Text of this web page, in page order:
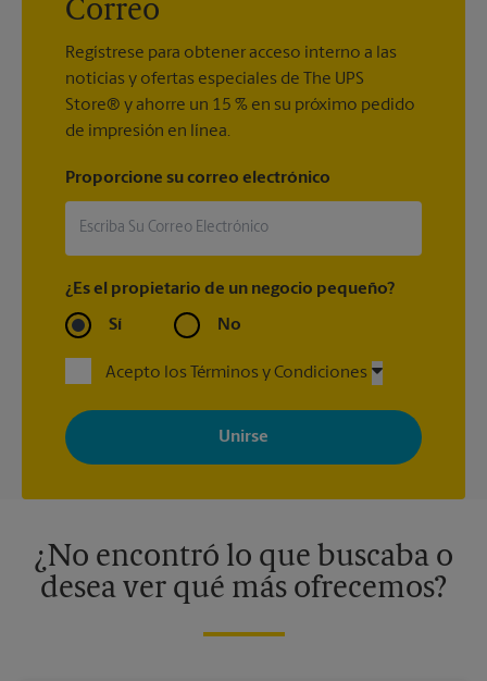
Correo
Regístrese para obtener acceso interno a las
noticias y ofertas especiales de The UPS
Store® y ahorre un 15 % en su próximo pedido
de impresión en línea.
Proporcione su correo electrónico
¿Es el propietario de un negocio pequeño?
Sí No
Acepto los Términos y Condiciones
Al registrarse, acepta recibir correos electrónicos de The UPS
Store con noticias, ofertas especiales, promociones y mensajes
adaptados a sus intereses. Puede darse de baja en cualquier
momento. Para más información, consulte nuestra política de
¿No encontró lo que buscaba o
desea ver qué más ofrecemos?